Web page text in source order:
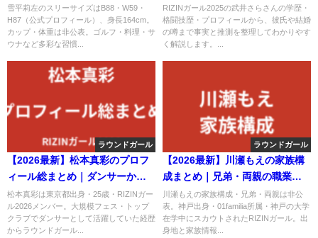
完璧なスタイルについて徹底解
説
雪平莉左のスリーサイズはB88・W59・
H87（公式プロフィール）、身長164cm。
カップ・体重は非公表。ゴルフ・料理・サ
ウナなど多彩な習慣...
タイプ・結婚観を公式情報で解
説【2026最新】
RIZINガール2025の武井さらさんの学歴・
格闘技歴・プロフィールから、彼氏や結婚
の噂まで事実と推測を整理してわかりやす
く解説します。...
ラウンドガール
【2026最新】松本真彩のプロフ
ィール総まとめ｜ダンサーから
RIZINガール2026への経歴を公式
情報で解説
松本真彩は東京都出身・25歳・RIZINガー
ル2026メンバー。大規模フェス・トップ
クラブでダンサーとして活躍していた経歴
からラウンドガール...
ラウンドガール
【2026最新】川瀬もえの家族構
成まとめ｜兄弟・両親の職業・
出身地を公式情報で解説
川瀬もえの家族構成・兄弟・両親は非公
表。神戸出身・01familia所属・神戸の大学
在学中にスカウトされたRIZINガール。出
身地と家族情報...